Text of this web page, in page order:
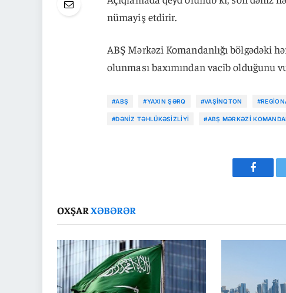
nümayiş etdirir.
ABŞ Mərkəzi Komandanlığı
olunması baxımından vacib olduğunu
#ABŞ #YAXIN ŞƏRQ #VAŞINQTON
#DƏNIZ TƏHLÜKƏSIZLIYI #ABŞ MƏRKƏZI
OXŞARXƏBƏRƏR